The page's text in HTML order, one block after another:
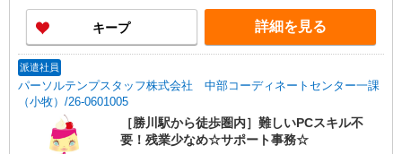
キープ 詳細を見る
派遣社員
パーソルテンプスタッフ株式会社 中部コーディネートセンター一課
（小牧）/26-0601005
［勝川駅から徒歩圏内］難しいPCスキル不
要！残業少なめ☆サポート事務☆